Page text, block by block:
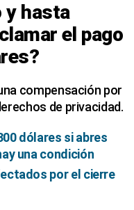
y hasta
el pago
compensación por
de privacidad.
dólares si abres
una condición
por el cierre